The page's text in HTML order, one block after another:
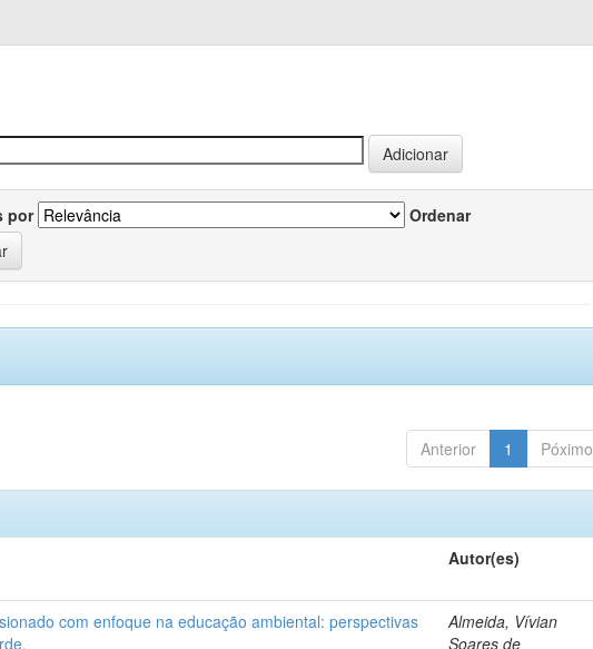
por
Ordenar
Anterior 1 Póximo
Autor(es)
com enfoque na educação ambiental: perspectivas
Almeida, Vívian
Soares de